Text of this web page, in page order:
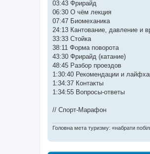
03:43 Фрирайд
06:30 О чём лекция
07:47 Биомеханика
24:13 Кантование, давление и
33:33 Стойка
38:11 Форма поворота
43:30 Фрирайд (катание)
48:45 Разбор проездов
1:30:40 Рекомендации и
1:34:37 Контакты
1:34:55 Вопросы-ответы
// Спорт-Марафон
Головна мета туризму: «набрати